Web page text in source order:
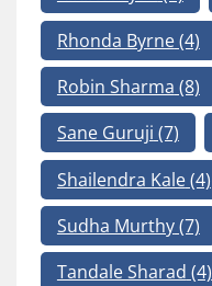
Rhonda Byrne(4)
Robin Sharma (8)
Sane Guruji (7)
Shailendra Kale(4)
Sudha Murthy(7)
Tandale Sharad (4)